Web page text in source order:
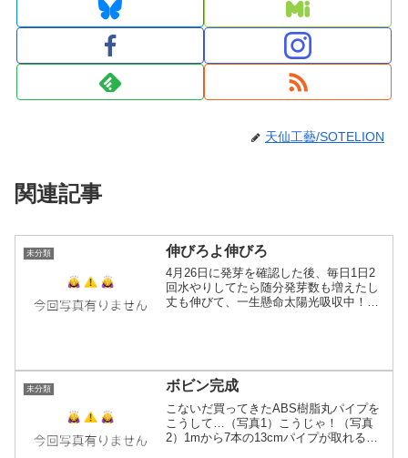
天仙工藝/SOTELION
関連記事
未分類 伸びろよ伸びろ
4月26日に発芽を確認した後、毎日1日2
回水やりしてたら随分発芽数も増えたし
丈も伸びて、一生懸命太陽光吸収中！！
未分類 ボビン完成
こないだ買ってきたABS樹脂丸パイプを
こうして…（写真1）こうじゃ！（写真
2）1mから7本の13cmパイプが取れる訳